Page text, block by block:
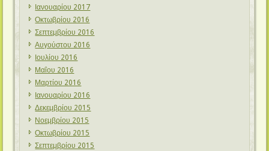
Ιανουαρίου 2017
Οκτωβρίου 2016
Σεπτεμβρίου 2016
Αυγούστου 2016
Ιουλίου 2016
Μαΐου 2016
Μαρτίου 2016
Ιανουαρίου 2016
Δεκεμβρίου 2015
Νοεμβρίου 2015
Οκτωβρίου 2015
Σεπτεμβρίου 2015